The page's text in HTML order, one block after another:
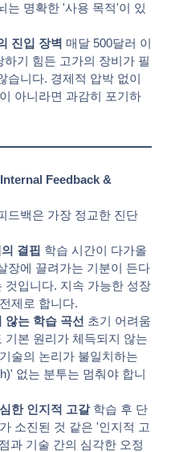
는 명확한 '사용 목적'이 있
진입 장벽 매달 500달러 이
기 힘든 고가의 장비가 필
습니다. 경제적 압박 없이
아니라면 과감히 포기하
Feedback &
드백은 가장 정교한 진단
결핍 학습 시간이 다가올
장에 끌려가는 기분이 든다
것입니다. 지속 가능한 성장
제로 합니다.
않는 학습 곡선 초기 어려움
기본 원리가 체득되지 않는
술의 논리가 불일치하는
없는 분투는 멈춰야 합니
한 인지적 고갈학습 후 단
소진된 것 같은 '인지적 고
과 기술 간의 심각한 오정